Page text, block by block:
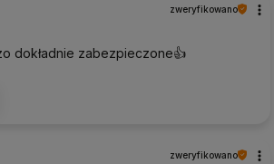
zweryfikowano
dokładnie zabezpieczone👍️
zweryfikowano